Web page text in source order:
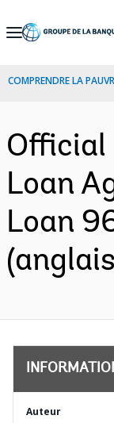
Skip
Navigation
COMPRENDRE LA
Official
Loan
Loan
Auteur